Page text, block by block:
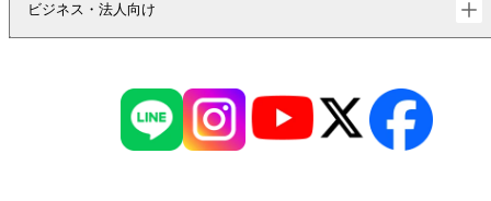
ビジネス・法人向け